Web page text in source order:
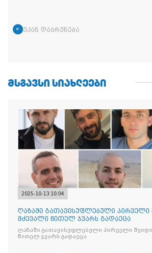
უკან დაბრუნება
ᲛᲡᲒᲐᲕᲡᲘ ᲡᲘᲐᲮᲚᲔᲔᲑᲘ
2025-10-13 10:04
ღაზაში გათავისუფლებული პირველი
მძევალი წითელ ჯვარს გადაეცა
ღაზაში გათავისუფლებული პირველი
წითელ ჯვარს გადაეცა